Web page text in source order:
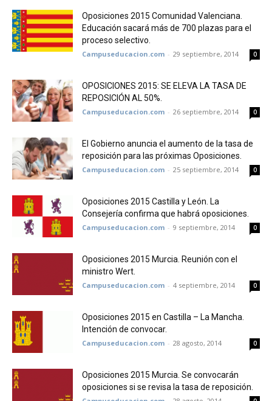
Oposiciones 2015 Comunidad Valenciana.
Educación sacará más de 700 plazas para el
proceso selectivo.
Campuseducacion.com - 29 septiembre, 2014 0
OPOSICIONES 2015: SE ELEVA LA TASA DE
REPOSICIÓN AL 50%.
Campuseducacion.com - 26 septiembre, 2014 0
El Gobierno anuncia el aumento de la tasa de
reposición para las próximas Oposiciones.
Campuseducacion.com - 25 septiembre, 2014 0
Oposiciones 2015 Castilla y León. La
Consejería confirma que habrá oposiciones.
Campuseducacion.com - 9 septiembre, 2014 0
Oposiciones 2015 Murcia. Reunión con el
ministro Wert.
Campuseducacion.com - 4 septiembre, 2014 0
Oposiciones 2015 en Castilla – La Mancha.
Intención de convocar.
Campuseducacion.com - 28 agosto, 2014 0
Oposiciones 2015 Murcia. Se convocarán
oposiciones si se revisa la tasa de reposición.